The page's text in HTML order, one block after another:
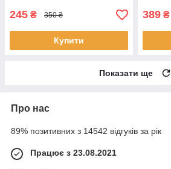
245 ₴ 350 ₴
Купити
389 ₴
Показати ще
Про нас
89% позитивних з 14542 відгуків за рік
Працює з 23.08.2021